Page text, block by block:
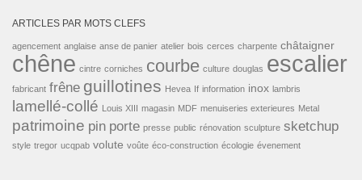
ARTICLES PAR MOTS CLEFS
agencement anglaise anse de panier atelier bois cerces charpente châtaigner
chêne cintre corniches courbe culture douglas escalier
fabricant frêne guillotines Hevea If information inox lambris
lamellé-collé Louis XIII magasin MDF menuiseries exterieures Metal
patrimoine pin porte presse public rénovation sculpture sketchup
style tregor ucqpab volute voûte éco-construction écologie évenement